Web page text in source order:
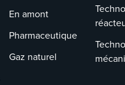
En amont
Pharmaceutique
Gaz naturel